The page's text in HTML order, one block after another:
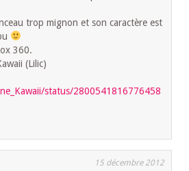
trop mignon et son caractère est
360.
(Lilic)
status/2800541816776458
15 décembre 2012